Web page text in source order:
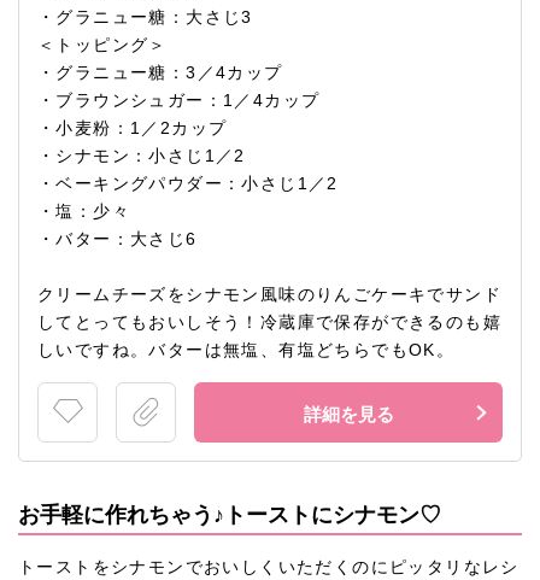
・グラニュー糖：大さじ3
＜トッピング＞
・グラニュー糖：3／4カップ
・ブラウンシュガー：1／4カップ
・小麦粉：1／2カップ
・シナモン：小さじ1／2
・ベーキングパウダー：小さじ1／2
・塩：少々
・バター：大さじ6
クリームチーズをシナモン風味のりんごケーキでサンド
してとってもおいしそう！冷蔵庫で保存ができるのも嬉
しいですね。バターは無塩、有塩どちらでもOK。
詳細を見る
お手軽に作れちゃう♪トーストにシナモン♡
トーストをシナモンでおいしくいただくのにピッタリなレシ